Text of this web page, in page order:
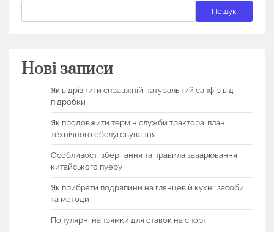
Пошук
Нові записи
Як відрізнити справжній натуральний сапфір від
підробки
Як продовжити термін служби трактора: план
технічного обслуговування
Особливості зберігання та правила заварювання
китайського пуеру
Як прибрати подряпини на глянцевій кухні: засоби
та методи
Популярні напрямки для ставок на спорт